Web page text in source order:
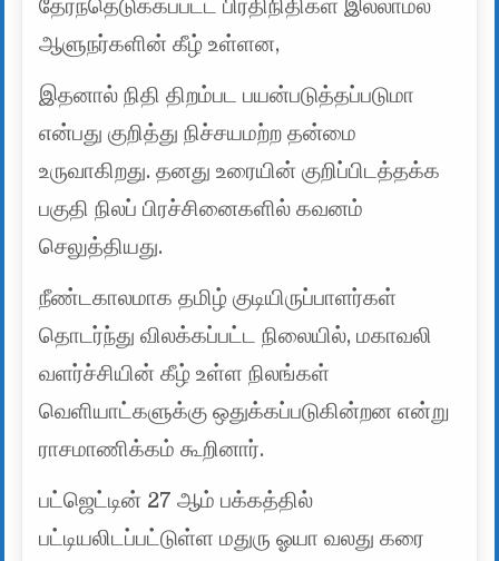
தேர்ந்தெடுக்கப்பட்ட பிரதிநிதிகள் இல்லாமல்
ஆளுநர்களின் கீழ் உள்ளன,
இதனால் நிதி திறம்பட பயன்படுத்தப்படுமா
என்பது குறித்து நிச்சயமற்ற தன்மை
உருவாகிறது. தனது உரையின் குறிப்பிடத்தக்க
பகுதி நிலப் பிரச்சினைகளில் கவனம்
செலுத்தியது.
நீண்டகாலமாக தமிழ் குடியிருப்பாளர்கள்
தொடர்ந்து விலக்கப்பட்ட நிலையில், மகாவலி
வளர்ச்சியின் கீழ் உள்ள நிலங்கள்
வெளியாட்களுக்கு ஒதுக்கப்படுகின்றன என்று
ராசமாணிக்கம் கூறினார்.
பட்ஜெட்டின் 27 ஆம் பக்கத்தில்
பட்டியலிடப்பட்டுள்ள மதுரு ஓயா வலது கரை